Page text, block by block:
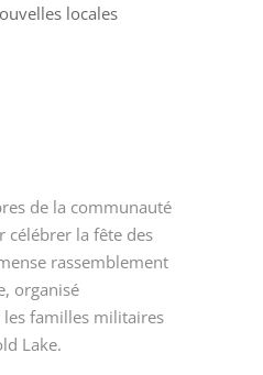
locales
de la communauté
célébrer la fête des
rassemblement
organisé
familles militaires
Lake.